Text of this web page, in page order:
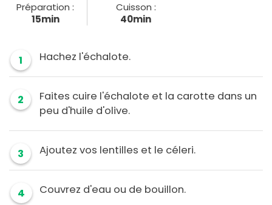
Préparation :
15min
Cuisson :
40min
1 Hachez l'échalote.
2
Faites cuire l'échalote et la carotte dans un
peu d'huile d'olive.
3 Ajoutez vos lentilles et le céleri.
4 Couvrez d'eau ou de bouillon.